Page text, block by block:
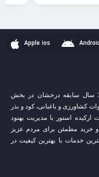
افزودن
Apple ios
فروشگاه کشاورزی ارکیده با بیش از 30 سال سابقه درخشان در بخش
کشاورزی و باغبانی، کود و بذر
سایت ارکیده استور با مدیریت بهنود
و خرید مطمئن برای مردم عزیز
خدمات با بهترین کیفیت در